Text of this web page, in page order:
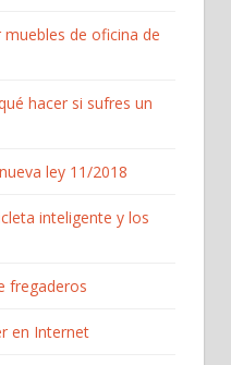
de oficina de
hacer si sufres un
ley 11/2018
inteligente y los
fregaderos
en Internet